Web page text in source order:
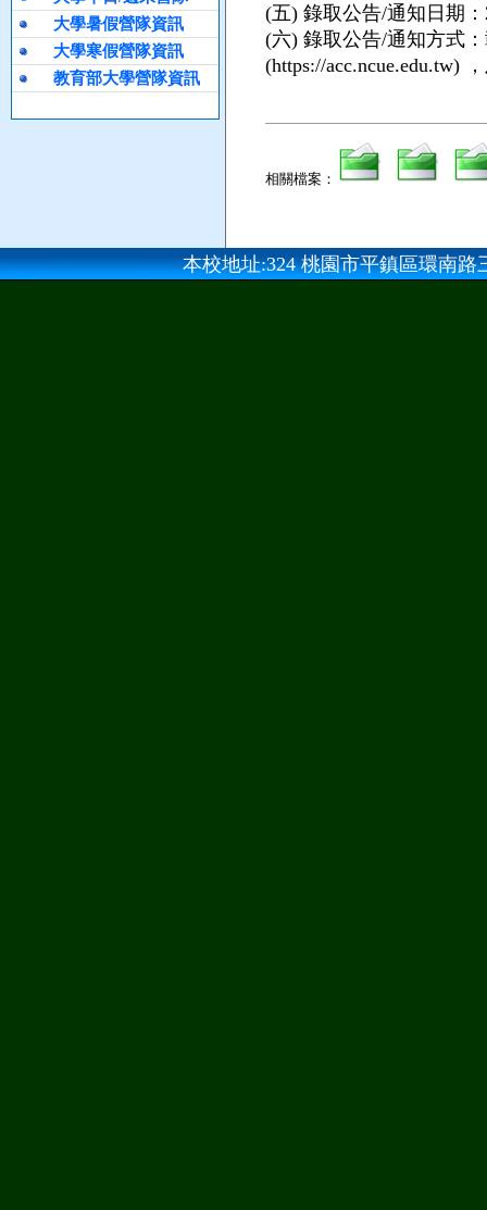
大學暑假營隊資訊
大學寒假營隊資訊
教育部大學營隊資訊
(五) 錄取公告/通知日期：
(六) 錄取公告/通知方式
(https://acc.ncue.edu.tw)
相關檔案：
本校地址:324 桃園市平鎮區環南路